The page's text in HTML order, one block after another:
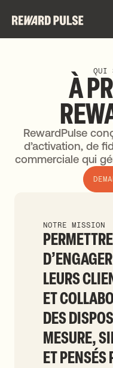
QUI
À
RewardPulse
d’activation, de
commerciale qui
NOTRE MISSION
LEURS
ET
DES
MESURE,
ET PENSÉS